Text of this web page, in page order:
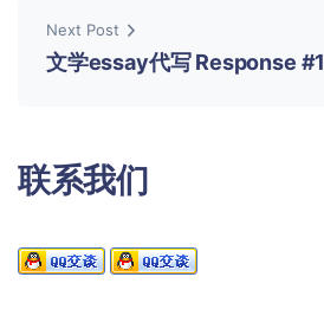
Next Post
文学essay代写 Response #1
联系我们